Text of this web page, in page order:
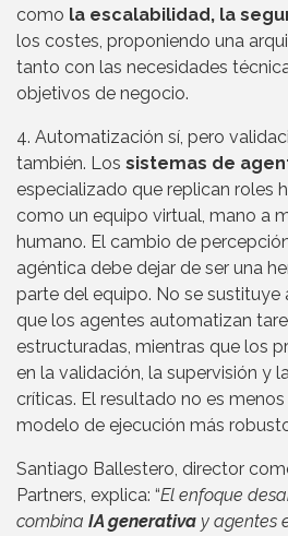
como la escalabilidad, la
los costes, proponiendo una
tanto con las necesidades
objetivos de negocio.
4. Automatización sí, pero
también. Los sistemas de
especializado que replican roles
como un equipo virtual, mano a
humano. El cambio de
agéntica debe dejar de ser una
parte del equipo. No se sustituye
que los agentes automatizan
estructuradas, mientras que los
en la validación, la supervisión y
críticas. El resultado no es
modelo de ejecución más
Santiago Ballestero, director
Partners, explica: “El enfoque
combina IA generativa y agentes